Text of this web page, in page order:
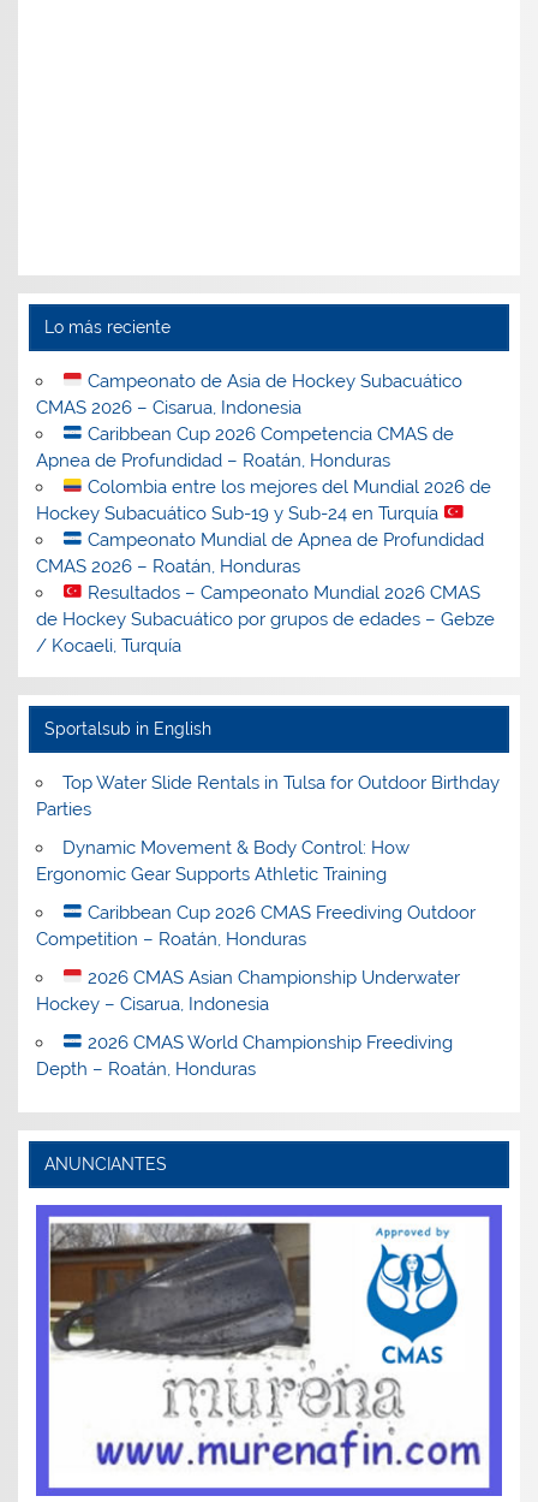
Lo más reciente
Campeonato de Asia de Hockey Subacuático
CMAS 2026 – Cisarua, Indonesia
Caribbean Cup 2026 Competencia CMAS de
Apnea de Profundidad – Roatán, Honduras
Colombia entre los mejores del Mundial 2026 de
Hockey Subacuático Sub-19 y Sub-24 en Turquía
Campeonato Mundial de Apnea de Profundidad
CMAS 2026 – Roatán, Honduras
Resultados – Campeonato Mundial 2026 CMAS
de Hockey Subacuático por grupos de edades – Gebze
/ Kocaeli, Turquía
Sportalsub in English
Top Water Slide Rentals in Tulsa for Outdoor Birthday
Parties
Dynamic Movement & Body Control: How
Ergonomic Gear Supports Athletic Training
Caribbean Cup 2026 CMAS Freediving Outdoor
Competition – Roatán, Honduras
2026 CMAS Asian Championship Underwater
Hockey – Cisarua, Indonesia
2026 CMAS World Championship Freediving
Depth – Roatán, Honduras
ANUNCIANTES